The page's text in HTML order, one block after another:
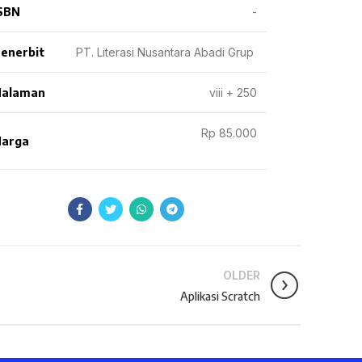
-
PT. Literasi Nusantara Abadi Grup
viii + 250
Rp 85.000
OLDER
Aplikasi Scratch